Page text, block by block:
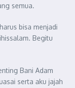
semua.
bisa menjadi
Begitu
Bani Adam
serta aku jajah